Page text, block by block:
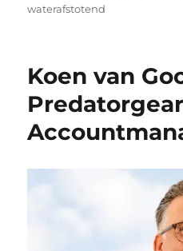
waterafstotend
Koen van